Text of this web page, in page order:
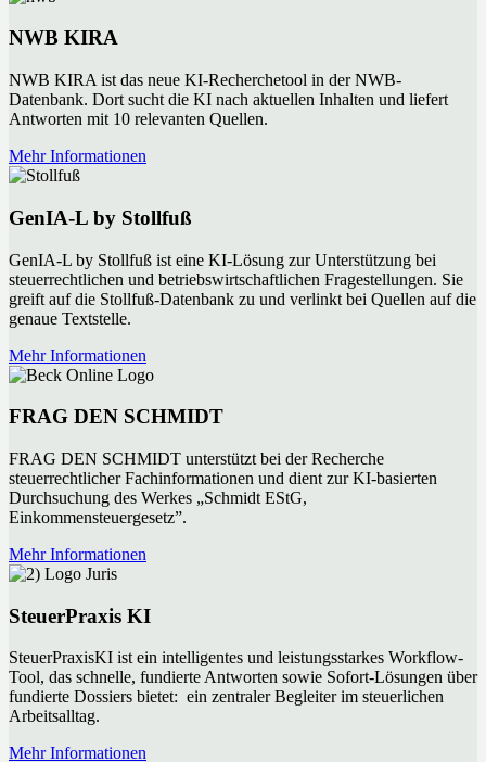
NWB KIRA
NWB KIRA ist das neue KI-Recherchetool in der NWB-
Datenbank. Dort sucht die KI nach aktuellen Inhalten und liefert
Antworten mit 10 relevanten Quellen.
Mehr Informationen
GenIA-L by Stollfuß
GenIA-L by Stollfuß ist eine KI-Lösung zur Unterstützung bei
steuerrechtlichen und betriebswirtschaftlichen Fragestellungen. Sie
greift auf die Stollfuß-Datenbank zu und verlinkt bei Quellen auf die
genaue Textstelle.
Mehr Informationen
FRAG DEN SCHMIDT
FRAG DEN SCHMIDT unterstützt bei der Recherche
steuerrechtlicher Fachinformationen und dient zur KI-basierten
Durchsuchung des Werkes „Schmidt EStG,
Einkommensteuergesetz”.
Mehr Informationen
SteuerPraxis KI
SteuerPraxisKI ist ein intelligentes und leistungsstarkes Workflow-
Tool, das schnelle, fundierte Antworten sowie Sofort-Lösungen über
fundierte Dossiers bietet: ein zentraler Begleiter im steuerlichen
Arbeitsalltag.
Mehr Informationen